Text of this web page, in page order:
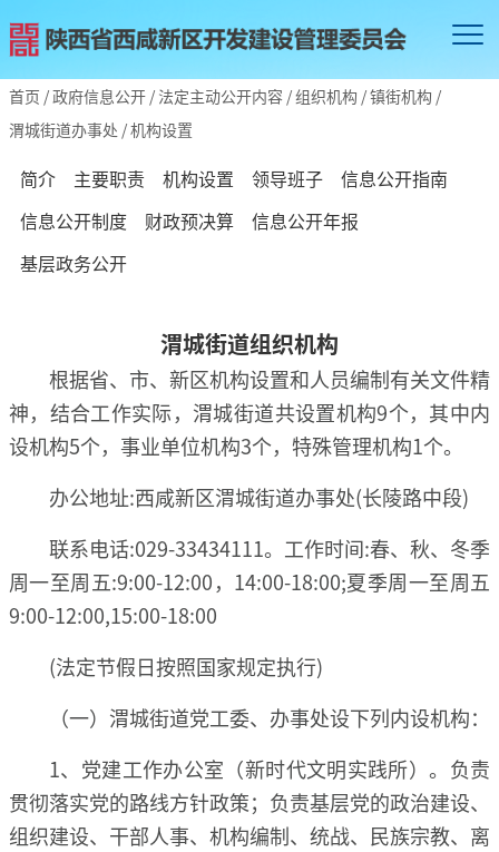
首页 /政府信息公开 / 法定主动公开内容 /组织机构 /镇街机构 /
渭城街道办事处 /机构设置
简介 主要职责 机构设置 领导班子
信息公开指南
信息公开制度
财政预决算
信息公开年报
基层政务公开
渭城街道组织机构
根据省、市、新区机构设置和人员编制有关文件精
神，结合工作实际，渭城街道共设置机构9个，其中内
设机构5个，事业单位机构3个，特殊管理机构1个。
办公地址:西咸新区渭城街道办事处(长陵路中段)
联系电话:029-33434111。工作时间:春、秋、冬季
周一至周五:9:00-12:00，14:00-18:00;夏季周一至周五
9:00-12:00,15:00-18:00
(法定节假日按照国家规定执行)
（一）渭城街道党工委、办事处设下列内设机构：
1、党建工作办公室（新时代文明实践所）。负责
贯彻落实党的路线方针政策；负责基层党的政治建设、
组织建设、干部人事、机构编制、统战、民族宗教、离